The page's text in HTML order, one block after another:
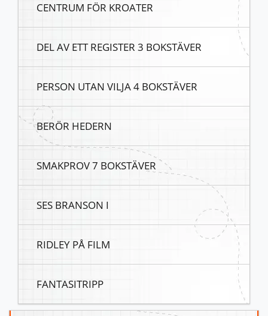
CENTRUM FÖR KROATER
DEL AV ETT REGISTER 3 BOKSTÄVER
PERSON UTAN VILJA 4 BOKSTÄVER
BERÖR HEDERN
SMAKPROV 7 BOKSTÄVER
SES BRANSON I
RIDLEY PÅ FILM
FANTASITRIPP